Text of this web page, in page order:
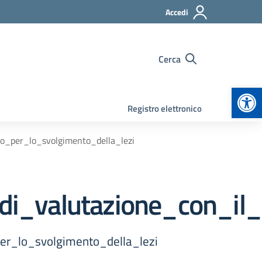
Accedi
Cerca
Registro elettronico